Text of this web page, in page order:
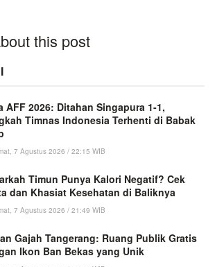
this post
AFF 2026: Ditahan Singapura 1-1,
Timnas Indonesia Terhenti di Babak
7 Agustus 2026 / 22:15 WIB
Timun Punya Kalori Negatif? Cek
dan Khasiat Kesehatan di Baliknya
7 Agustus 2026 / 21:49 WIB
Gajah Tangerang: Ruang Publik Gratis
Ikon Ban Bekas yang Unik